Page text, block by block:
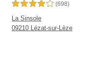
4,0 étoiles sur 5 (698)
La Sinsole
09210 Lézat-sur-Lèze
SP 95 :
Disponible